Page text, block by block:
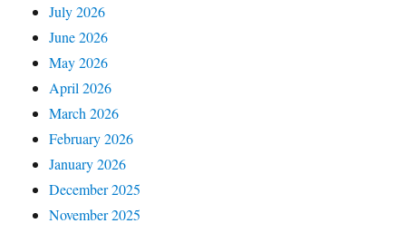
July 2026
June 2026
May 2026
April 2026
March 2026
February 2026
January 2026
December 2025
November 2025